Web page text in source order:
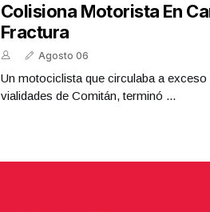
Colisiona Motorista En
Fractura
Agosto 06
Un motociclista que circulaba a
vialidades de Comitán, terminó ...